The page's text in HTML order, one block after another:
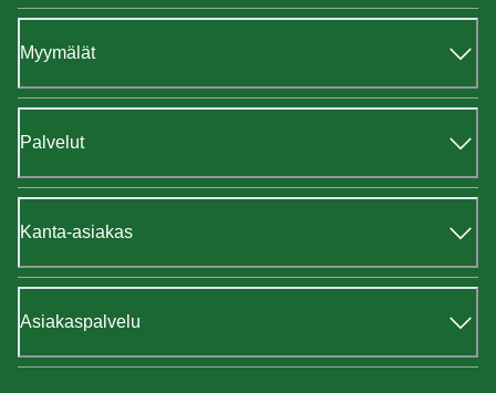
Myymälät
Palvelut
Kanta-asiakas
Asiakaspalvelu